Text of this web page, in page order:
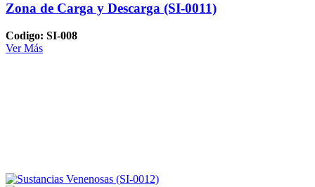
Zona de Carga y Descarga (SI-0011)
Codigo: SI-008
Ver Más